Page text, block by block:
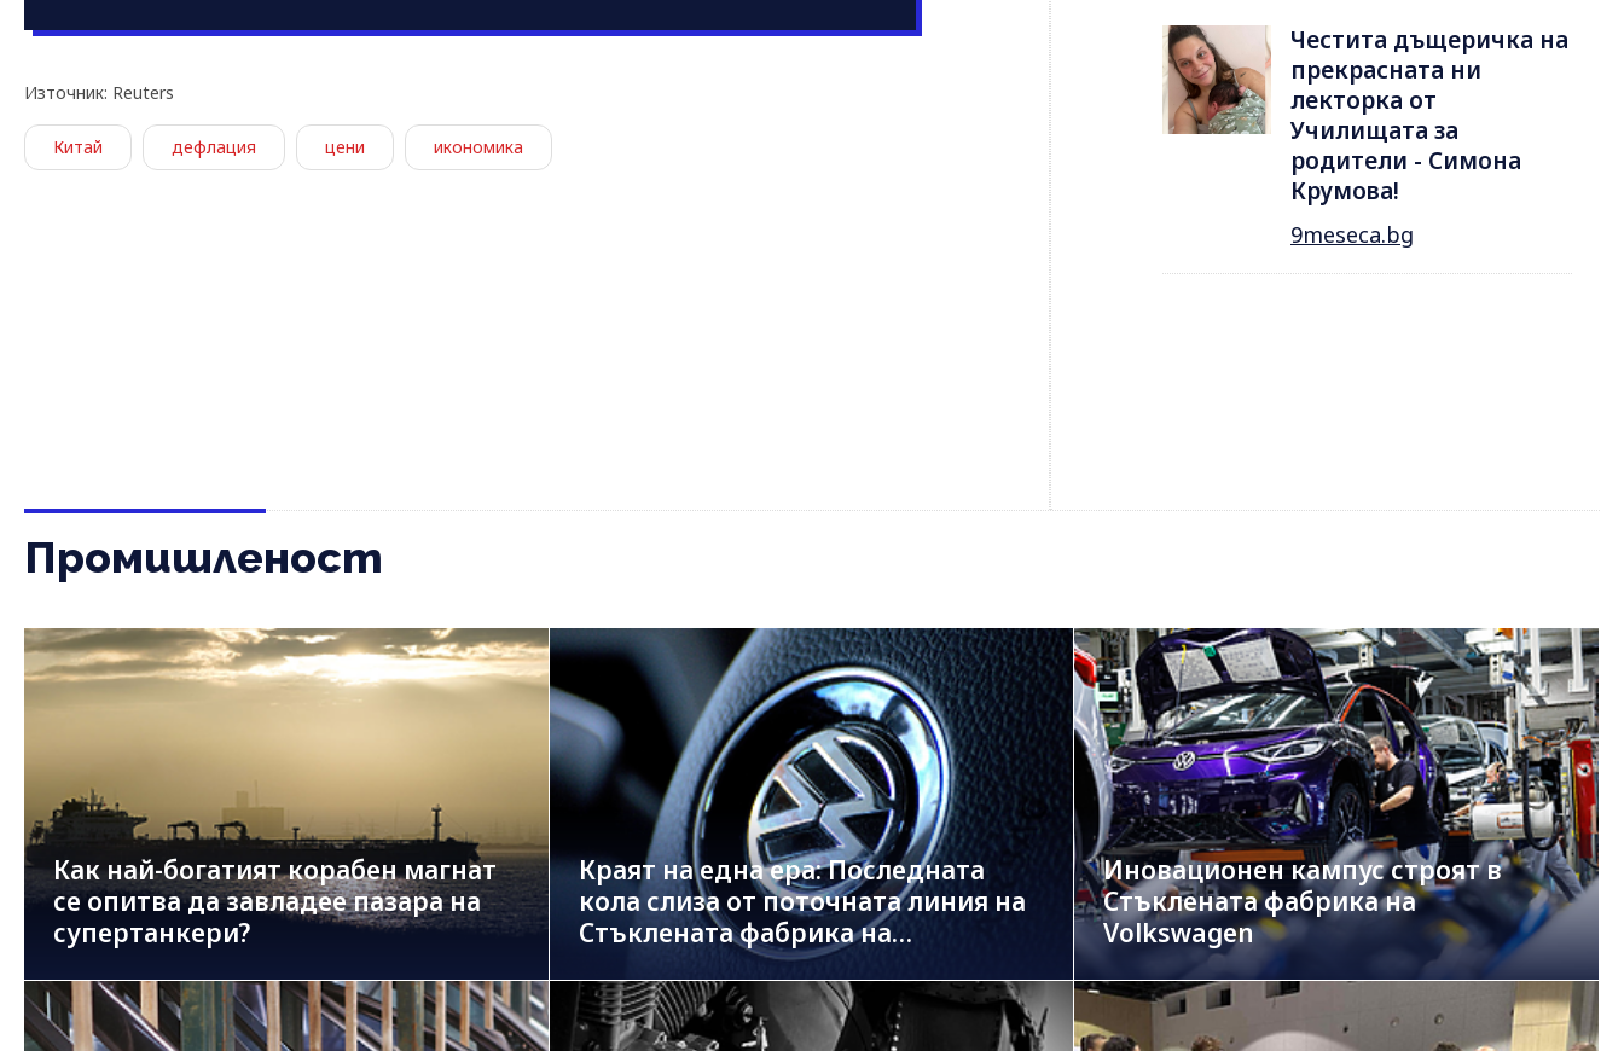
Източник: Reuters
Китай дефлация цени икономика
Честита дъщеричка на
прекрасната ни
лекторка от
Училищата за
родители - Симона
Крумова!
9meseca.bg
Промишленост
Как най-богатият корабен магнат
се опитва да завладее пазара на
супертанкери?
Краят на една ера: Последната
кола слиза от поточната линия на
Стъклената фабрика на
Иновационен кампус строят в
Стъклената фабрика на
Volkswagen